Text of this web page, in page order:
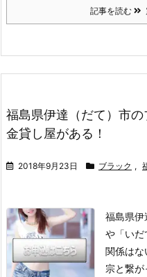
記事を読む
福島県伊達（だて）市
金貸し屋がある！
2018年9月23日 ブラック ,
福島県伊
や「いだ
関係は
宗と繋が